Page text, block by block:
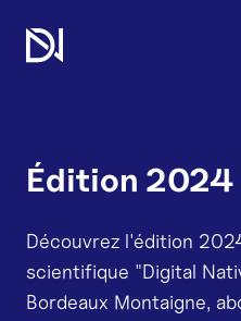
Édition 2024
Découvrez l'édition
scientifique "Digital
Bordeaux Montaigne,